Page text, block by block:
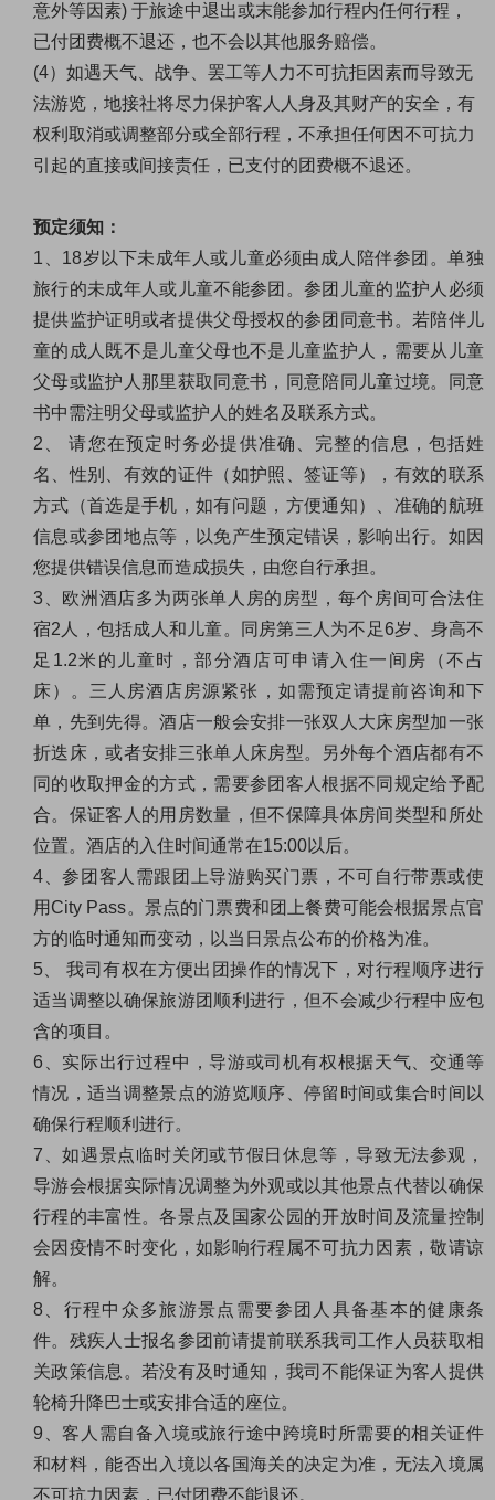
意外等因素) 于旅途中退出或末能参加行程内任何行程，
已付团费概不退还，也不会以其他服务赔偿。
(4）如遇天气、战争、罢工等人力不可抗拒因素而导致无
法游览，地接社将尽力保护客人人身及其财产的安全，有
权利取消或调整部分或全部行程，不承担任何因不可抗力
引起的直接或间接责任，已支付的团费概不退还。
预定须知：
1
18岁以下未成年人或儿童必须由成人陪伴参团。单独
旅行的未成年人或儿童不能参团。参团儿童的监护人必须
提供监护证明或者提供父母授权的参团同意书。若陪伴儿
童的成人既不是儿童父母也不是儿童监护人，需要从儿童
父母或监护人那里获取同意书，同意陪同儿童过境。同意
书中需注明父母或监护人的姓名及联系方式。
2 、 请您在预定时务必提供准确、完整的信息，包括姓
名、性别、有效的证件（如护照、签证等），有效的联系
方式（首选是手机，如有问题，方便通知）、准确的航班
信息或参团地点等，以免产生预定错误，影响出行。如因
您提供错误信息而造成损失，由您自行承担。
3 、欧洲酒店多为两张单人房的房型，每个房间可合法住
宿2 人，包括成人和儿童。同房第三人为不足6岁、身高不
足 1.2米的儿童时，部分酒店可申请入住一间房（不占
床）。三人房酒店房源紧张，如需预定请提前咨询和下
单，先到先得。酒店一般会安排一张双人大床房型加一张
折迭床，或者安排三张单人床房型。另外每个酒店都有不
同的收取押金的方式，需要参团客人根据不同规定给予配
合。保证客人的用房数量，但不保障具体房间类型和所处
位置。酒店的入住时间通常在15:00以后。
4 、参团客人需跟团上导游购买门票，不可自行带票或使
用 City Pass。景点的门票费和团上餐费可能会根据景点官
方的临时通知而变动，以当日景点公布的价格为准。
5 、 我司有权在方便出团操作的情况下，对行程顺序进行
适当调整以确保旅游团顺利进行，但不会减少行程中应包
含的项目。
6 、实际出行过程中，导游或司机有权根据天气、交通等
情况，适当调整景点的游览顺序、停留时间或集合时间以
确保行程顺利进行。
7 、如遇景点临时关闭或节假日休息等，导致无法参观，
导游会根据实际情况调整为外观或以其他景点代替以确保
行程的丰富性。各景点及国家公园的开放时间及流量控制
会因疫情不时变化，如影响行程属不可抗力因素，敬请谅
解。
8 、行程中众多旅游景点需要参团人具备基本的健康条
件。残疾人士报名参团前请提前联系我司工作人员获取相
关政策信息。若没有及时通知，我司不能保证为客人提供
轮椅升降巴士或安排合适的座位。
9 、客人需自备入境或旅行途中跨境时所需要的相关证件
和材料，能否出入境以各国海关的决定为准，无法入境属
不可抗力因素，已付团费不能退还。